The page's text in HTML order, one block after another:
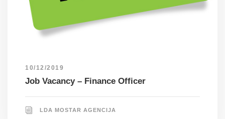
10/12/2019
Job Vacancy – Finance Officer
LDA MOSTAR AGENCIJA